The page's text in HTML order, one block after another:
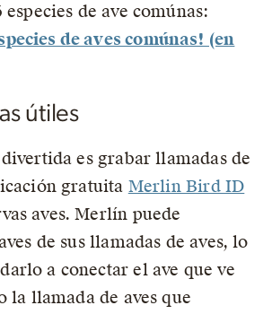
de ave comúnas:
de aves comúnas! (en
útiles
es grabar llamadas de
gratuita Merlin Bird ID
aves. Merlín puede
de sus llamadas de aves, lo
a conectar el ave que ve
la llamada de aves que